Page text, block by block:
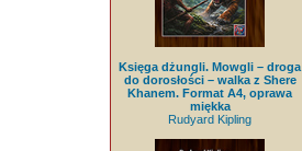
Księga dżungli. Mowgli – droga
do dorosłości – walka z Shere
Khanem. Format A4, oprawa
miękka
Rudyard Kipling